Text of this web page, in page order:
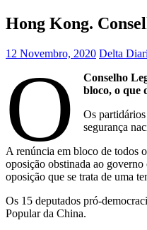
Hong Kong.
12 Novembro, 2020 Delta
O
Conselho
bloco, o que
Os
segurança
A renúncia em bloco de todos
oposição obstinada ao
oposição que se trata de uma
Os 15 deputados pró-
Popular da China.